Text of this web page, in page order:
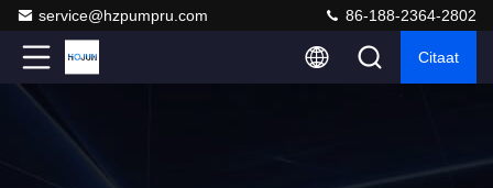
service@hzpumpru.com 86-188-2364-2802
Citaat